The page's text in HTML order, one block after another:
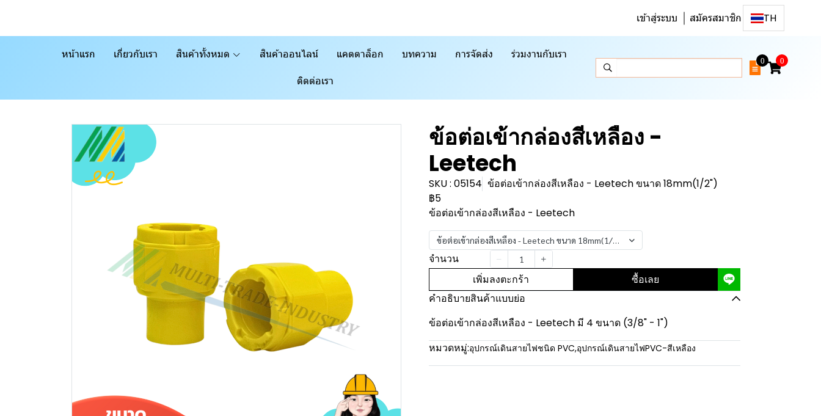
เข้าสู่ระบบ สมัครสมาชิก TH
หน้าแรก เกี่ยวกับเรา สินค้าทั้งหมด สินค้าออนไลน์ แคตตาล็อก บทความ การจัดส่ง ร่วมงานกับเรา
ติดต่อเรา
0 0
ข้อต่อเข้ากล่องสีเหลือง -
Leetech
SKU : 05154 ข้อต่อเข้ากล่องสีเหลือง - Leetech ขนาด 18mm(1/2")
฿5
ข้อต่อเข้ากล่องสีเหลือง - Leetech
ข้อต่อเข้ากล่องสีเหลือง - Leetech ขนาด 18mm(1/2")
จำนวน
เพิ่มลงตะกร้า ซื้อเลย
คำอธิบายสินค้าแบบย่อ
ข้อต่อเข้ากล่องสีเหลือง - Leetech มี 4 ขนาด (3/8" - 1")
หมวดหมู่:อุปกรณ์เดินสายไฟชนิด PVC,อุปกรณ์เดินสายไฟPVC-สีเหลือง